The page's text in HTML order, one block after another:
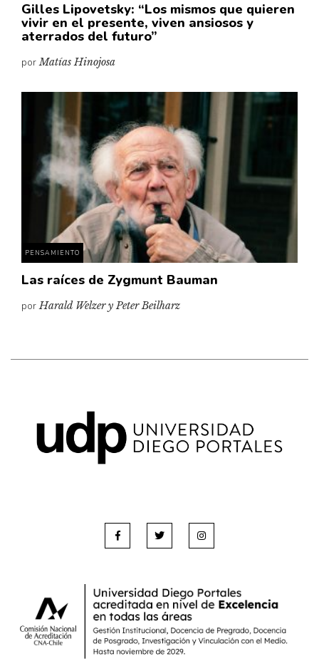
Gilles Lipovetsky: “Los mismos que quieren
vivir en el presente, viven ansiosos y
aterrados del futuro”
porMatías Hinojosa
PENSAMIENTO
Las raíces de Zygmunt Bauman
porHarald Welzer y Peter Beilharz